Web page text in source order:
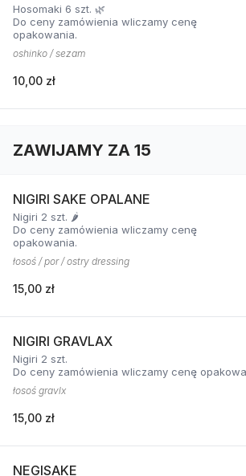
Hosomaki 6 szt. 🌿
Do ceny zamówienia wliczamy cenę
opakowania.
oshinko / sezam
10,00 zł
ZAWIJAMY ZA 15
NIGIRI SAKE OPALANE
Nigiri 2 szt. 🌶️
Do ceny zamówienia wliczamy cenę
opakowania.
łosoś / por / ostry dressing
15,00 zł
NIGIRI GRAVLAX
Nigiri 2 szt.
Do ceny zamówienia wliczamy cenę
łosoś gravlx
15,00 zł
NEGISAKE